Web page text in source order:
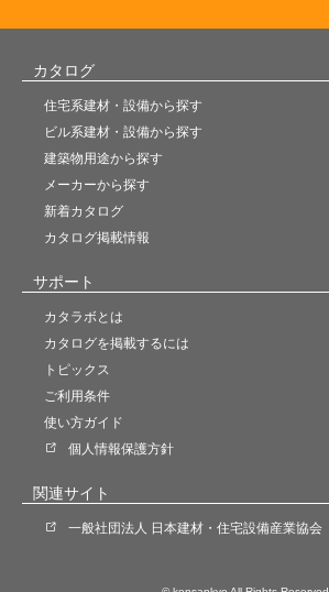
カタログ
住宅系建材・設備から探す
ビル系建材・設備から探す
建築物用途から探す
メーカーから探す
新着カタログ
カタログ掲載情報
サポート
カタラボとは
カタログを掲載するには
トピックス
ご利用条件
使い方ガイド
個人情報保護方針
関連サイト
一般社団法人 日本建材・住宅設備産業協会